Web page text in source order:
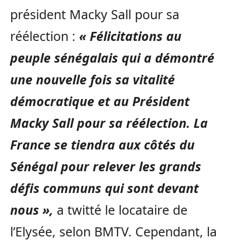
président Macky Sall pour sa
réélection : « Félicitations au
peuple sénégalais qui a démontré
une nouvelle fois sa vitalité
démocratique et au Président
Macky Sall pour sa réélection. La
France se tiendra aux côtés du
Sénégal pour relever les grands
défis communs qui sont devant
nous », a twitté le locataire de
l’Elysée, selon BMTV. Cependant, la